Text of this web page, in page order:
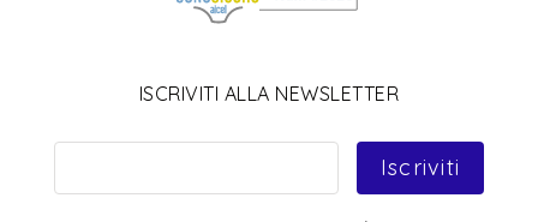
ISCRIVITI ALLA NEWSLETTER
Iscriviti